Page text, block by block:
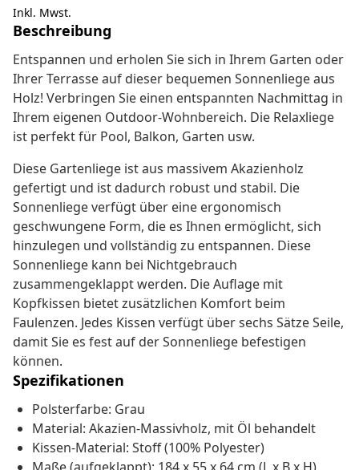
Inkl. Mwst.
Beschreibung
Entspannen und erholen Sie sich in Ihrem Garten oder
Ihrer Terrasse auf dieser bequemen Sonnenliege aus
Holz! Verbringen Sie einen entspannten Nachmittag in
Ihrem eigenen Outdoor-Wohnbereich. Die Relaxliege
ist perfekt für Pool, Balkon, Garten usw.
Diese Gartenliege ist aus massivem Akazienholz
gefertigt und ist dadurch robust und stabil. Die
Sonnenliege verfügt über eine ergonomisch
geschwungene Form, die es Ihnen ermöglicht, sich
hinzulegen und vollständig zu entspannen. Diese
Sonnenliege kann bei Nichtgebrauch
zusammengeklappt werden. Die Auflage mit
Kopfkissen bietet zusätzlichen Komfort beim
Faulenzen. Jedes Kissen verfügt über sechs Sätze Seile,
damit Sie es fest auf der Sonnenliege befestigen
können.
Spezifikationen
Polsterfarbe: Grau
Material: Akazien-Massivholz, mit Öl behandelt
Kissen-Material: Stoff (100% Polyester)